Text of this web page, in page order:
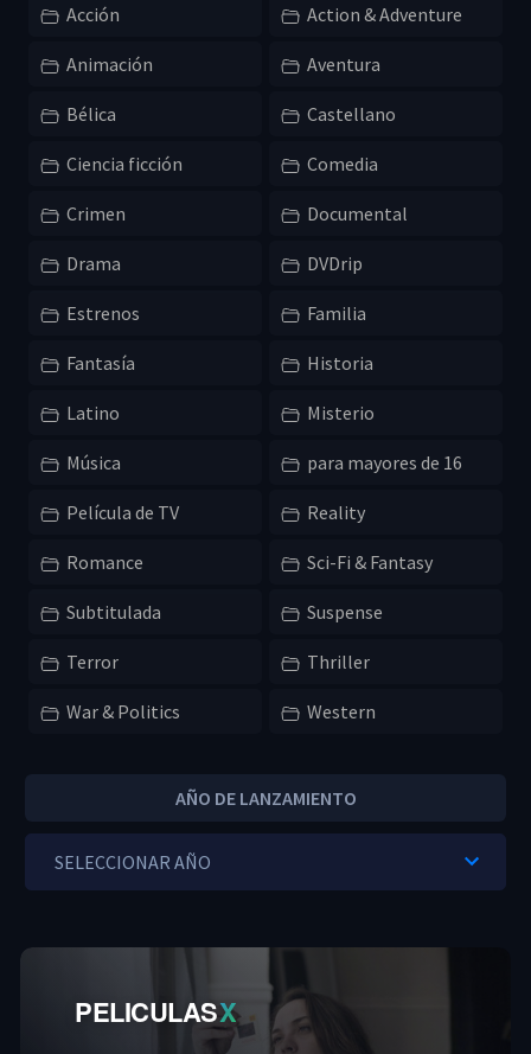
Acción Action & Adventure
Animación Aventura
Bélica Castellano
Ciencia ficción Comedia
Crimen Documental
Drama DVDrip
Estrenos Familia
Fantasía Historia
Latino Misterio
Música para mayores de 16
Película de TV Reality
Romance Sci-Fi & Fantasy
Subtitulada Suspense
Terror Thriller
War & Politics Western
AÑO DE LANZAMIENTO
PELICULASX